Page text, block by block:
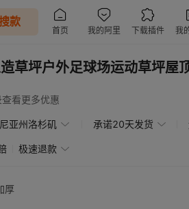
草坪户外足球场运动草坪屋
查看更多优惠
亚州洛杉矶 承诺20天发货
极速退款
厚